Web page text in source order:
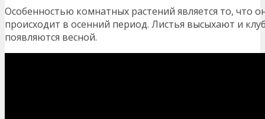
Особенностью комнатных растений является то, что
происходит в осенний период. Листья высыхают и
появляются весной.